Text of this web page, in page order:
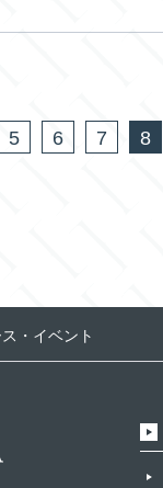
5 6 7 8
・イベント